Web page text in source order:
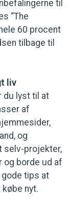
til
“The
60 procent
tilbage til
liv
du lyst til at
af
og
selv-projekter,
og borde ud af
tips at
nyt.